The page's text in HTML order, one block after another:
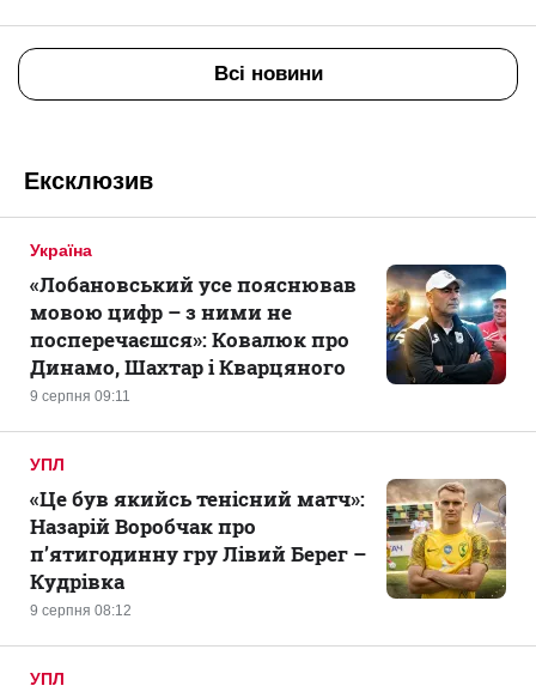
Всі новини
Ексклюзив
Україна
9 серпня 09:11
«Лобановський усе пояснював
мовою цифр – з ними не
посперечаєшся»: Ковалюк про
Динамо, Шахтар і Кварцяного
УПЛ
9 серпня 08:12
«Це був якийсь тенісний матч»:
Назарій Воробчак про
п’ятигодинну гру Лівий Берег –
Кудрівка
УПЛ